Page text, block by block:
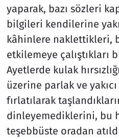
yaparak, bazı sözleri
bilgileri kendilerine
kâhinlere naklettikleri,
etkilemeye çalıştıkları
Ayetlerde kulak
üzerine parlak ve
fırlatılarak
dinleyemediklerini, bu
teşebbüste oradan